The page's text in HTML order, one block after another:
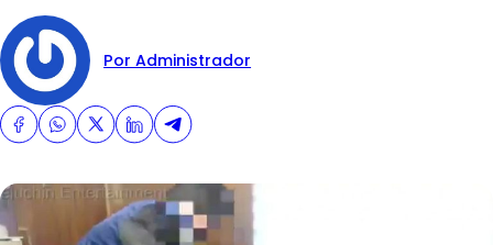
Por Administrador